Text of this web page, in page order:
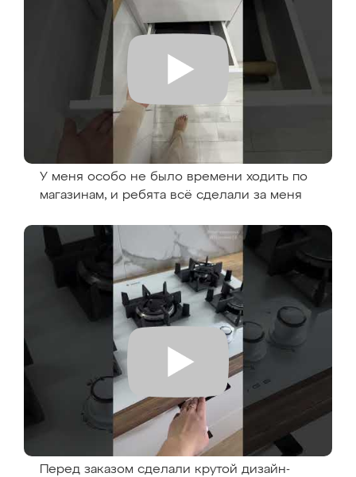
У меня особо не было времени ходить по
магазинам, и ребята всё сделали за меня
Перед заказом сделали крутой дизайн-